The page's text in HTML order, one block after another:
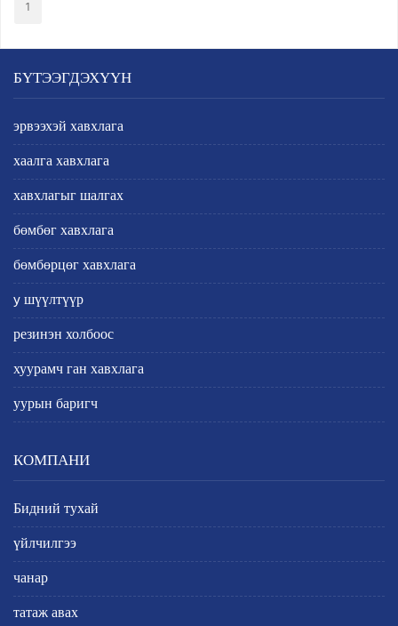
1
БҮТЭЭГДЭХҮҮН
эрвээхэй хавхлага
хаалга хавхлага
хавхлагыг шалгах
бөмбөг хавхлага
бөмбөрцөг хавхлага
y шүүлтүүр
резинэн холбоос
хуурамч ган хавхлага
уурын баригч
КОМПАНИ
Бидний тухай
үйлчилгээ
чанар
татаж авах